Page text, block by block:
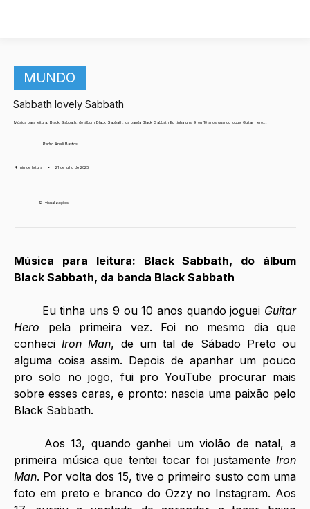
MUNDO
Sabbath lovely Sabbath
Música para leitura: Black Sabbath, do álbum Black Sabbath, da banda Black Sabbath Eu tinha uns 9 ou 10 anos quando joguei Guitar Hero...
Pedro Anelli Bastos
4 min de leitura • 21 de julho de 2025
12 visualizações
Música para leitura: Black Sabbath, do álbum
Black Sabbath, da banda Black Sabbath
	Eu tinha uns 9 ou 10 anos quando joguei
Guitar
Hero pela primeira vez. Foi no mesmo dia que
conheci Iron Man, de um tal de Sábado Preto ou
alguma coisa assim. Depois de apanhar um pouco
pro solo no jogo, fui pro YouTube procurar mais
sobre esses caras, e pronto: nascia uma paixão pelo
Black Sabbath.
primeira música que tentei tocar foi justamente Iron
Man. Por volta dos 15, tive o primeiro susto com uma
foto em preto e branco do Ozzy no Instagram. Aos